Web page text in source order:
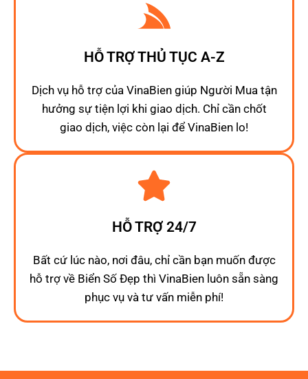
HỖ TRỢ THỦ TỤC A-Z
Dịch vụ hỗ trợ của VinaBien giúp Người Mua tận
hưởng sự tiện lợi khi giao dịch. Chỉ cần chốt
giao dịch, việc còn lại để VinaBien lo!
HỖ TRỢ 24/7
Bất cứ lúc nào, nơi đâu, chỉ cần bạn muốn được
hỗ trợ về Biển Số Đẹp thì VinaBien luôn sẵn sàng
phục vụ và tư vấn miễn phí!